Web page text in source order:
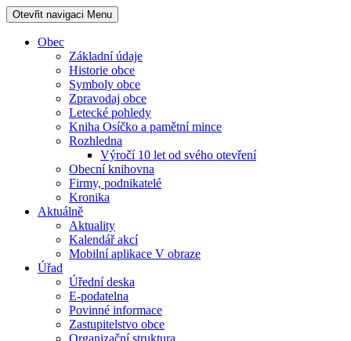
Otevřit navigaci Menu
Obec
Základní údaje
Historie obce
Symboly obce
Zpravodaj obce
Letecké pohledy
Kniha Osíčko a pamětní mince
Rozhledna
Výročí 10 let od svého otevření
Obecní knihovna
Firmy, podnikatelé
Kronika
Aktuálně
Aktuality
Kalendář akcí
Mobilní aplikace V obraze
Úřad
Úřední deska
E-podatelna
Povinné informace
Zastupitelstvo obce
Organizační struktura